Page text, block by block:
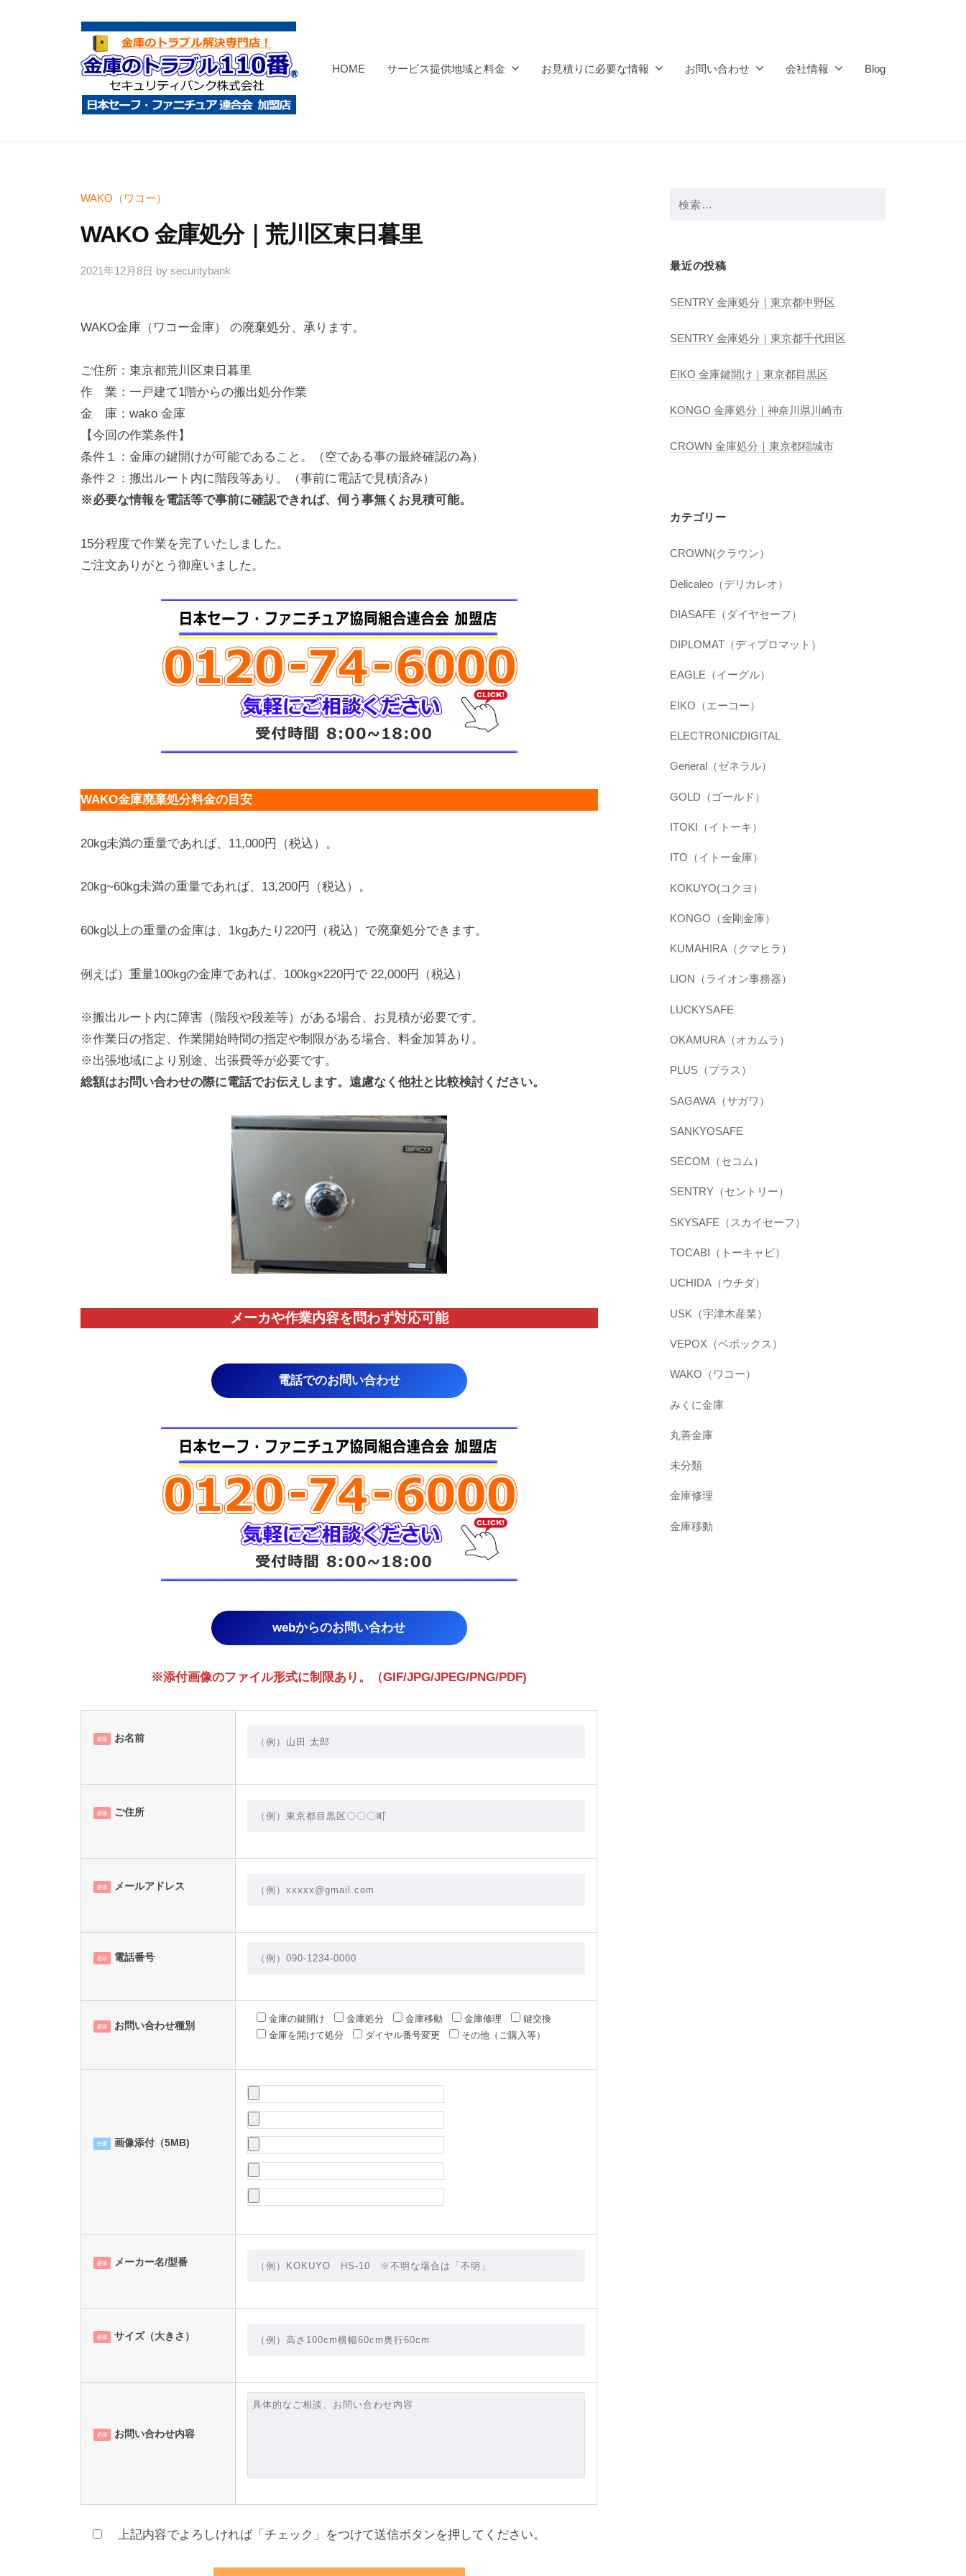
ト
ラ
ブ
ル
1
番
・
分
修
理
等
の
専
門
店
HOME サービス提供地域と料金 お見積りに必要な情報 お問い合わせ 会社情報 Blog
WAKO（ワコー）
WAKO 金庫処分｜荒川区東日暮里
2021年12月8日 by securitybank
WAKO金庫（ワコー金庫） の廃棄処分、承ります。
ご住所：東京都荒川区東日暮里
作 業：一戸建て1階からの搬出処分作業
金 庫：wako 金庫
【今回の作業条件】
条件１：金庫の鍵開けが可能であること。（空である事の最終確認の為）
条件２：搬出ルート内に階段等あり。（事前に電話で見積済み）
※必要な情報を電話等で事前に確認できれば、伺う事無くお見積可能。
15分程度で作業を完了いたしました。
ご注文ありがとう御座いました。
WAKO金庫廃棄処分料金の目安
20kg未満の重量であれば、11,000円（税込）。
20kg~60kg未満の重量であれば、13,200円（税込）。
60kg以上の重量の金庫は、1kgあたり220円（税込）で廃棄処分できます。
例えば）重量100kgの金庫であれば、100kg×220円で 22,000円（税込）
※搬出ルート内に障害（階段や段差等）がある場合、お見積が必要です。
※作業日の指定、作業開始時間の指定や制限がある場合、料金加算あり。
※出張地域により別途、出張費等が必要です。
総額はお問い合わせの際に電話でお伝えします。遠慮なく他社と比較検討ください。
メーカや作業内容を問わず対応可能
電話でのお問い合わせ
webからのお問い合わせ
※添付画像のファイル形式に制限あり。（GIF/JPG/JPEG/PNG/PDF)
必須 お名前
必須 ご住所
必須 メールアドレス
必須 電話番号
必須 お問い合わせ種別
金庫の鍵開け 金庫処分 金庫移動 金庫修理
鍵交換
金庫を開けて処分
ダイヤル番号変更 その他（ご購入等）
任意 画像添付（5MB)
必須 メーカー名/型番
必須 サイズ（大きさ）
必須 お問い合わせ内容
上記内容でよろしければ「チェック」をつけて送信ボタンを押してください。
検
最近の投稿
SENTRY 金庫処分｜東京都中野区
SENTRY 金庫処分｜東京都千代田区
EIKO 金庫鍵開け｜東京都目黒区
KONGO 金庫処分｜神奈川県川崎市
CROWN 金庫処分｜東京都稲城市
カテゴリー
CROWN(クラウン）
Delicaleo（デリカレオ）
DIASAFE（ダイヤセーフ）
DIPLOMAT（ディプロマット）
EAGLE（イーグル）
EIKO（エーコー）
ELECTRONICDIGITAL
General（ゼネラル）
GOLD（ゴールド）
ITOKI（イトーキ）
ITO（イトー金庫）
KOKUYO(コクヨ）
KONGO（金剛金庫）
KUMAHIRA（クマヒラ）
LION（ライオン事務器）
LUCKYSAFE
OKAMURA（オカムラ）
PLUS（プラス）
SAGAWA（サガワ）
SANKYOSAFE
SECOM（セコム）
SENTRY（セントリー）
SKYSAFE（スカイセーフ）
TOCABI（トーキャビ）
UCHIDA（ウチダ）
USK（宇津木産業）
VEPOX（ベポックス）
WAKO（ワコー）
みくに金庫
丸善金庫
未分類
金庫修理
金庫移動
庫
の
ト
ラ
ブ
ル
番